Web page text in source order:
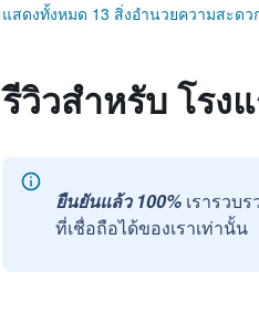
แสดงทั้งหมด 13 สิ่งอำนวยความสะดว
รีวิวสำหรับ โร
ยืนยันแล้ว 100% เรารวบ
ที่เชื่อถือได้ของเราเท่านั้น